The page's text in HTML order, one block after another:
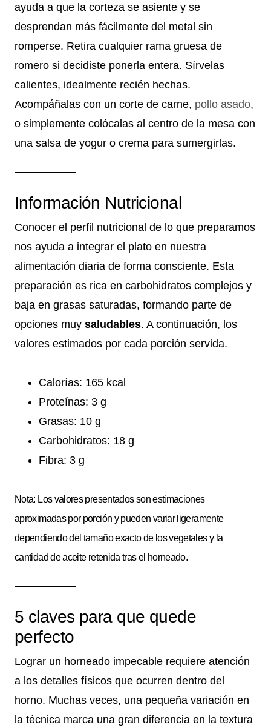
ayuda a que la corteza se asiente y se
desprendan más fácilmente del metal sin
romperse. Retira cualquier rama gruesa de
romero si decidiste ponerla entera. Sírvelas
calientes, idealmente recién hechas.
Acompáñalas con un corte de carne, pollo asado,
o simplemente colócalas al centro de la mesa con
una salsa de yogur o crema para sumergirlas.
Información Nutricional
Conocer el perfil nutricional de lo que preparamos
nos ayuda a integrar el plato en nuestra
alimentación diaria de forma consciente. Esta
preparación es rica en carbohidratos complejos y
baja en grasas saturadas, formando parte de
opciones muy saludables. A continuación, los
valores estimados por cada porción servida.
Calorías: 165 kcal
Proteínas: 3 g
Grasas: 10 g
Carbohidratos: 18 g
Fibra: 3 g
Nota: Los valores presentados son estimaciones
aproximadas por porción y pueden variar ligeramente
dependiendo del tamaño exacto de los vegetales y la
cantidad de aceite retenida tras el horneado.
5 claves para que quede
perfecto
Lograr un horneado impecable requiere atención
a los detalles físicos que ocurren dentro del
horno. Muchas veces, una pequeña variación en
la técnica marca una gran diferencia en la textura